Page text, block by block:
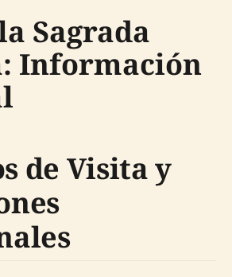
Sagrada
Información
de Visita y